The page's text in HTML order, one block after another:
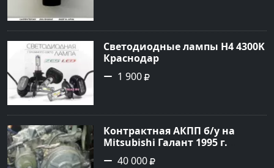
Светодиодные лампы H4 4300K
Краснодар
1 900
Контрактная АКПП б/у на
Mitsubishi Галант 1995 г.
Геленджик
40 000